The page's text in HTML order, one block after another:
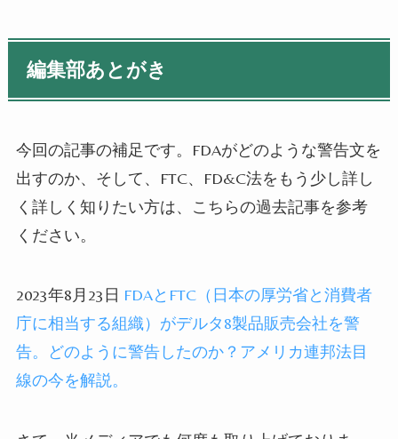
編集部あとがき
今回の記事の補足です。FDAがどのような警告文を
出すのか、そして、FTC、FD&C法をもう少し詳し
く詳しく知りたい方は、こちらの過去記事を参考
ください。
2023年8月23日 FDAとFTC（日本の厚労省と消費者
庁に相当する組織）がデルタ8製品販売会社を警
告。どのように警告したのか？アメリカ連邦法目
線の今を解説。